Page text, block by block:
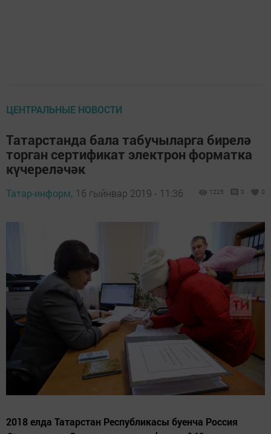
ЦЕНТРАЛЬНЫЕ НОВОСТИ
Татарстанда бала табучыларга бирелә
торган сертификат электрон форматка
күчереләчәк
Татар-информ, 16 гыйнвар 2019 - 11:36 1225 0 0
2018 елда Татарстан Республикасы буенча Россия